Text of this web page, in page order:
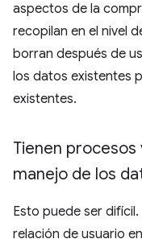
aspectos de la
recopilan en el nivel
borran después de
los datos existentes
existentes.
Tienen
manejo de los
Esto puede ser
relación de usuario